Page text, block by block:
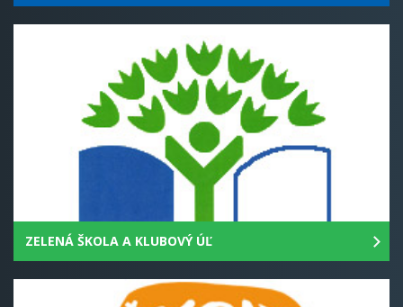
ZELENÁ ŠKOLA A KLUBOVÝ ÚĽ